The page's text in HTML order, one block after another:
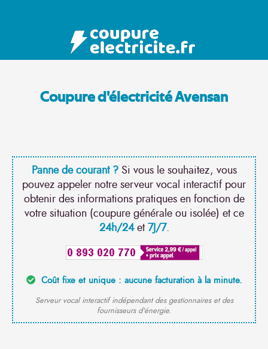
Coupure d'électricité Avensan
Panne de courant ?Si vous le souhaitez, vous
pouvez appeler notre serveur vocal interactif pour
obtenir des informations pratiques en fonction de
votre situation (coupure générale ou isolée) et ce
24h/24et7J/7.
Coût fixe et unique : aucune facturation à la minute.
Serveur vocal interactif indépendant des gestionnaires et des
fournisseurs d'énergie.